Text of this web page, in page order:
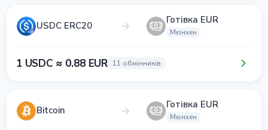
USDC ERC20 Готівка EUR
Мюнхен
1 USDC ≈ 0.88 EUR 11 обмінників
Bitcoin Готівка EUR
Мюнхен